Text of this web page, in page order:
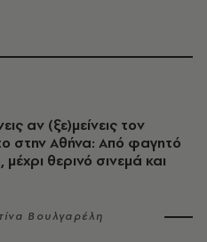
αν (ξε)μείνεις τον
στην Αθήνα: Από φαγητό
μέχρι θερινό σινεμά και
Βουλγαρέλη